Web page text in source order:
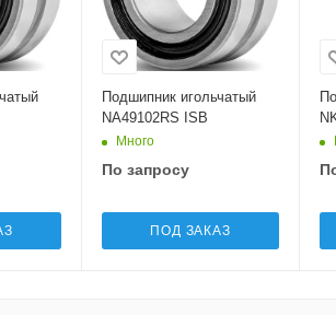
Подшипник игольчатый
NA49102RS ISB
Много
По запросу
ПОД ЗАКАЗ